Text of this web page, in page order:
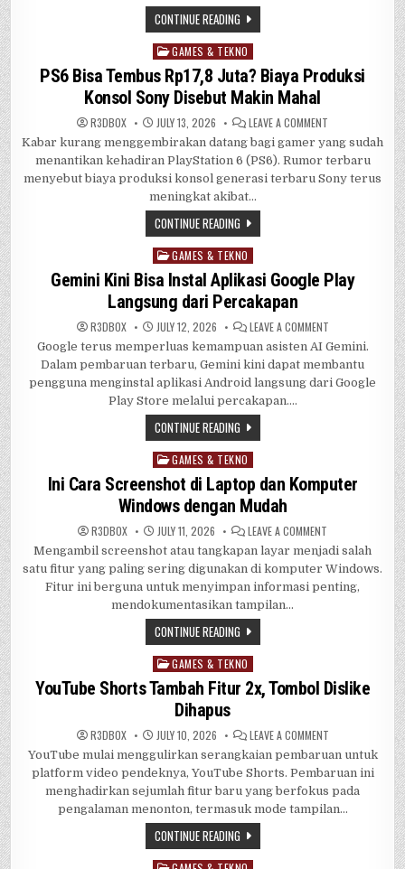
CONTINUE READING
Posted
in
GAMES & TEKNO
PS6 Bisa Tembus Rp17,8 Juta? Biaya Produksi
Konsol Sony Disebut Makin Mahal
R3DB0X JULY 13, 2026 LEAVE A COMMENT
BISA
TEMBUS
RP17,8
JUTA?
BIAYA
Kabar kurang menggembirakan datang bagi gamer yang sudah
menantikan kehadiran PlayStation 6 (PS6). Rumor terbaru
menyebut biaya produksi konsol generasi terbaru Sony terus
meningkat akibat…
CONTINUE READING
Posted
in
GAMES & TEKNO
Gemini Kini Bisa Instal Aplikasi Google Play
Langsung dari Percakapan
R3DB0X JULY 12, 2026 LEAVE A COMMENTON
KINI
BISA
INSTAL
APLIKASI
GOOGLE
Google terus memperluas kemampuan asisten AI Gemini.
Dalam pembaruan terbaru, Gemini kini dapat membantu
pengguna menginstal aplikasi Android langsung dari Google
Play Store melalui percakapan….
CONTINUE READING
Posted
in
GAMES & TEKNO
Ini Cara Screenshot di Laptop dan Komputer
Windows dengan Mudah
R3DB0X JULY 11, 2026 LEAVE A COMMENT
CARA
SCREENSHOT
DI
LAPTOP
DAN
Mengambil screenshot atau tangkapan layar menjadi salah
satu fitur yang paling sering digunakan di komputer Windows.
Fitur ini berguna untuk menyimpan informasi penting,
mendokumentasikan tampilan…
CONTINUE READING
Posted
in
GAMES & TEKNO
YouTube Shorts Tambah Fitur 2x, Tombol Dislike
Dihapus
R3DB0X JULY 10, 2026 LEAVE A COMMENTON
SHORTS
TAMBAH
FITUR
2X,
TOMBOL
DISLIKE
YouTube mulai menggulirkan serangkaian pembaruan untuk
platform video pendeknya, YouTube Shorts. Pembaruan ini
menghadirkan sejumlah fitur baru yang berfokus pada
pengalaman menonton, termasuk mode tampilan…
CONTINUE READING